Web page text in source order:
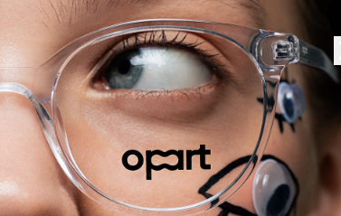
Проверка зрения